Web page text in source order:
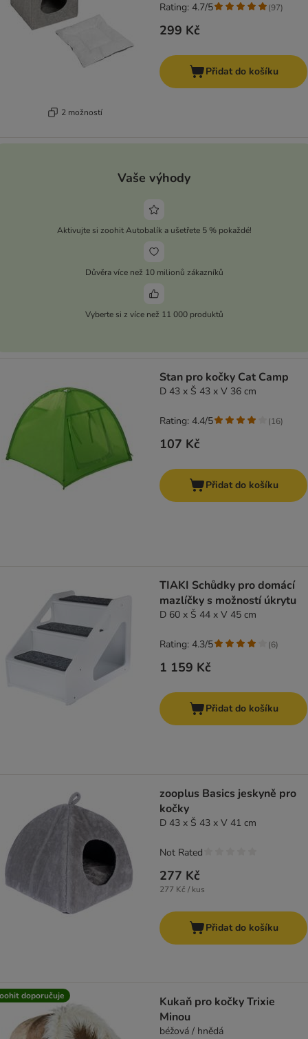
2 možností
299 Kč
Rating: 4.7/5 (97)
Přidat do košíku
Vaše výhody
Aktivujte si zoohit Autobalík a ušetřete 5 % pokaždé!
Důvěra více než 10 milionů zákazníků
Vyberte si z více než 11 000 produktů
Stan pro kočky Cat Camp
D 43 x Š 43 x V 36 cm
107 Kč
Rating: 4.4/5 (16)
Přidat do košíku
TIAKI Schůdky pro domácí
mazlíčky s možností úkrytu
D 60 x Š 44 x V 45 cm
1 159 Kč
Rating: 4.3/5 (6)
Přidat do košíku
zooplus Basics jeskyně pro
kočky
D 43 x Š 43 x V 41 cm
277 Kč
277 Kč / kus
Not Rated
Přidat do košíku
doporučuje
Kukaň pro kočky Trixie
Minou
béžová / hnědá